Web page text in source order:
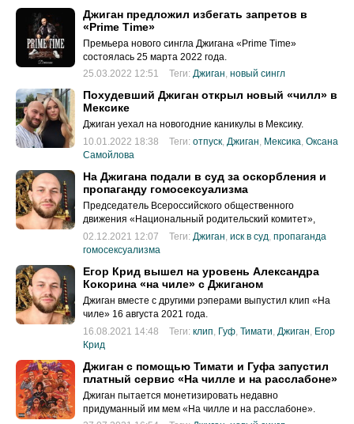
Джиган предложил избегать запретов в
«Prime Time»
Премьера нового сингла Джигана «Prime Time»
состоялась 25 марта 2022 года.
25.03.2022 12:51
Теги: Джиган, новый сингл
Похудевший Джиган открыл новый «чилл» в
Мексике
Джиган уехал на новогодние каникулы в Мексику.
10.01.2022 18:38
Теги: отпуск, Джиган, Мексика, Оксана
Самойлова
На Джигана подали в суд за оскорбления и
пропаганду гомосексуализма
Председатель Всероссийского общественного
движения «Национальный родительский комитет»,
психолог МГТУ им. Баумана Юрий Оболонский подал
иск на рэпера Джигана
02.12.2021 12:07 Теги: Джиган, иск в суд, пропаганда
гомосексуализма
Егор Крид вышел на уровень Александра
Кокорина «на чиле» с Джиганом
Джиган вместе с другими рэперами выпустил клип «На
чиле» 16 августа 2021 года.
16.08.2021 14:48
Теги: клип Гуф Тимати Джиган Егор
Крид
Джиган с помощью Тимати и Гуфа запустил
платный сервис «На чилле и на расслабоне»
Джиган пытается монетизировать недавно
придуманный им мем «На чилле и на расслабоне».